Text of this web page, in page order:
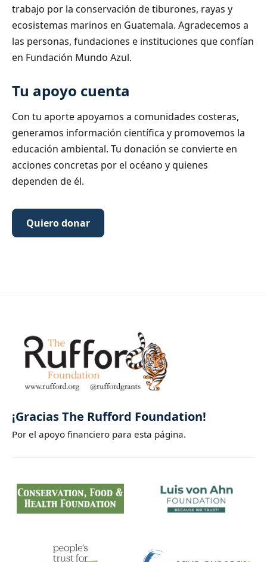
trabajo por la conservación de tiburones, rayas y
ecosistemas marinos en Guatemala. Agradecemos a
las personas, fundaciones e instituciones que confían
en Fundación Mundo Azul.
Tu apoyo cuenta
Con tu aporte apoyamos a comunidades costeras,
generamos información científica y promovemos la
educación ambiental. Tu donación se convierte en
acciones concretas por el océano y quienes
dependen de él.
Quiero donar
¡Gracias The Rufford Foundation!
Por el apoyo financiero para esta página.